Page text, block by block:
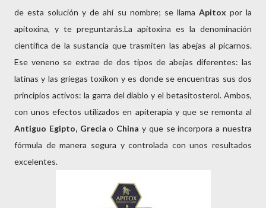
de esta solución y de ahí su nombre; se llama Apitox por la
apitoxina, y te preguntarás.La apitoxina es la denominación
científica de la sustancia que trasmiten las abejas al picarnos.
Ese veneno se extrae de dos tipos de abejas diferentes: las
latinas y las griegas toxikon y es donde se encuentras sus dos
principios activos: la garra del diablo y el betasitosterol. Ambos,
con unos efectos utilizados en apiterapia y que se remonta al
Antiguo Egipto, Grecia o China y que se incorpora a nuestra
fórmula de manera segura y controlada con unos resultados
excelentes.